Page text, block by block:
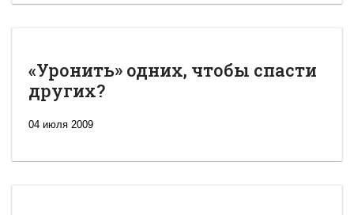
«Уронить» одних, чтобы спасти
других?
04 июля 2009